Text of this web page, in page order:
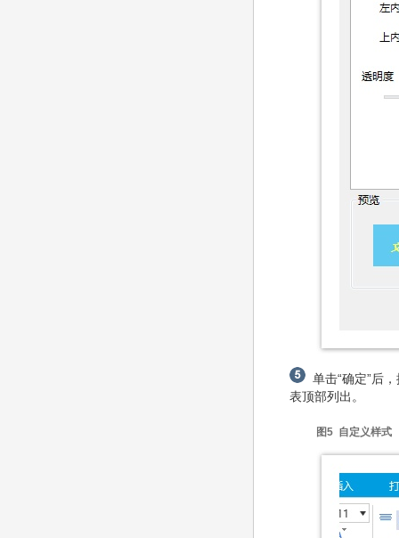
单击“确定”后
表顶部列出。
图5 自定义样式